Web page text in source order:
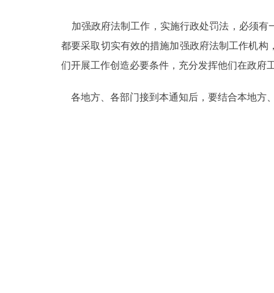
加强政府法制工作，实施行政处罚法，必须有
都要采取切实有效的措施加强政府法制工作机
们开展工作创造必要条件，充分发挥他们在政府
各地方、各部门接到本通知后，要结合本地方